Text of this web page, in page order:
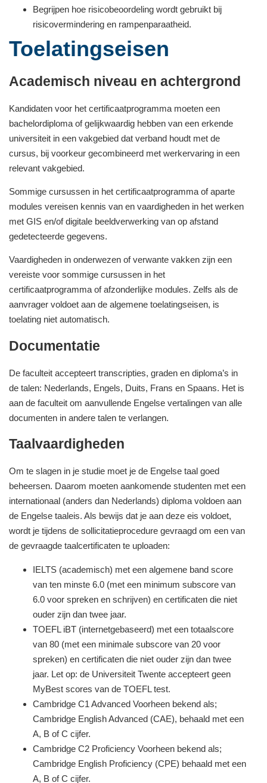
Begrijpen hoe risicobeoordeling wordt gebruikt bij
risicovermindering en rampenparaatheid.
Toelatingseisen
Academisch niveau en achtergrond
Kandidaten voor het certificaatprogramma moeten een
bachelordiploma of gelijkwaardig hebben van een erkende
universiteit in een vakgebied dat verband houdt met de
cursus, bij voorkeur gecombineerd met werkervaring in een
relevant vakgebied.
Sommige cursussen in het certificaatprogramma of aparte
modules vereisen kennis van en vaardigheden in het werken
met GIS en/of digitale beeldverwerking van op afstand
gedetecteerde gegevens.
Vaardigheden in onderwezen of verwante vakken zijn een
vereiste voor sommige cursussen in het
certificaatprogramma of afzonderlijke modules. Zelfs als de
aanvrager voldoet aan de algemene toelatingseisen, is
toelating niet automatisch.
Documentatie
De faculteit accepteert transcripties, graden en diploma’s in
de talen: Nederlands, Engels, Duits, Frans en Spaans. Het is
aan de faculteit om aanvullende Engelse vertalingen van alle
documenten in andere talen te verlangen.
Taalvaardigheden
Om te slagen in je studie moet je de Engelse taal goed
beheersen. Daarom moeten aankomende studenten met een
internationaal (anders dan Nederlands) diploma voldoen aan
de Engelse taaleis. Als bewijs dat je aan deze eis voldoet,
wordt je tijdens de sollicitatieprocedure gevraagd om een van
de gevraagde taalcertificaten te uploaden:
IELTS (academisch) met een algemene band score
van ten minste 6.0 (met een minimum subscore van
6.0 voor spreken en schrijven) en certificaten die niet
ouder zijn dan twee jaar.
TOEFL iBT (internetgebaseerd) met een totaalscore
van 80 (met een minimale subscore van 20 voor
spreken) en certificaten die niet ouder zijn dan twee
jaar. Let op: de Universiteit Twente accepteert geen
MyBest scores van de TOEFL test.
Cambridge C1 Advanced Voorheen bekend als;
Cambridge English Advanced (CAE), behaald met een
A, B of C cijfer.
Cambridge C2 Proficiency Voorheen bekend als;
Cambridge English Proficiency (CPE) behaald met een
A, B of C cijfer.